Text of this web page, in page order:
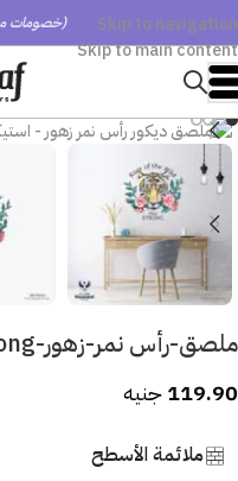
Skip to navigation
Skip to main content
(خصومات
ملصق-رأس نمر-زهور-Stay Strong
119.90جنيه
ملائمة الأسطح